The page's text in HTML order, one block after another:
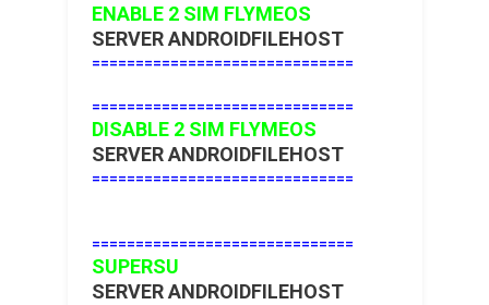
ENABLE 2 SIM FLYMEOS
SERVER ANDROIDFILEHOST
==============================
==============================
DISABLE 2 SIM FLYMEOS
SERVER ANDROIDFILEHOST
==============================
==============================
SUPERSU
SERVER ANDROIDFILEHOST